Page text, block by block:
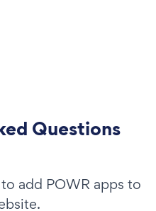
Questions
add POWR apps to